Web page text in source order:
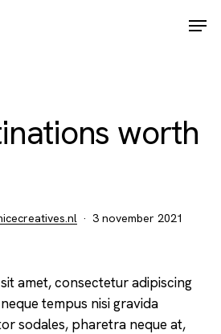
worth
3 november 2021
amet, consectetur adipiscing
tempus nisi gravida
sodales, pharetra neque at,